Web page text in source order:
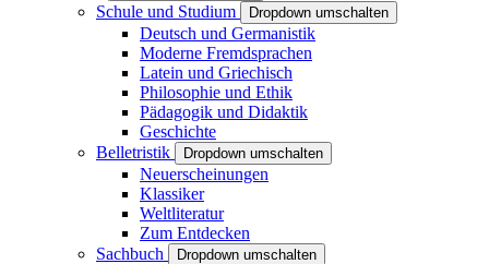
Schule und Studium Dropdown umschalten
Deutsch und Germanistik
Moderne Fremdsprachen
Latein und Griechisch
Philosophie und Ethik
Pädagogik und Didaktik
Geschichte
Belletristik
Dropdown umschalten
Neuerscheinungen
Klassiker
Weltliteratur
Zum Entdecken
Sachbuch
Dropdown umschalten